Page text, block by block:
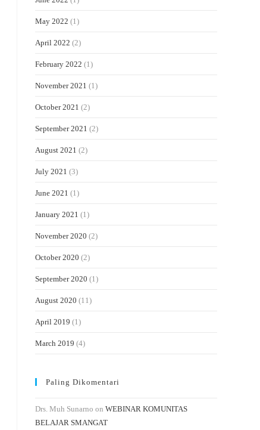
May 2022 (1)
April 2022 (2)
February 2022 (1)
November 2021 (1)
October 2021 (2)
September 2021 (2)
August 2021 (2)
July 2021 (3)
June 2021 (1)
January 2021 (1)
November 2020 (2)
October 2020 (2)
September 2020 (1)
August 2020 (11)
April 2019 (1)
March 2019 (4)
Paling Dikomentari
Drs. Muh Sunarno on WEBINAR KOMUNITAS
BELAJAR SMANGAT